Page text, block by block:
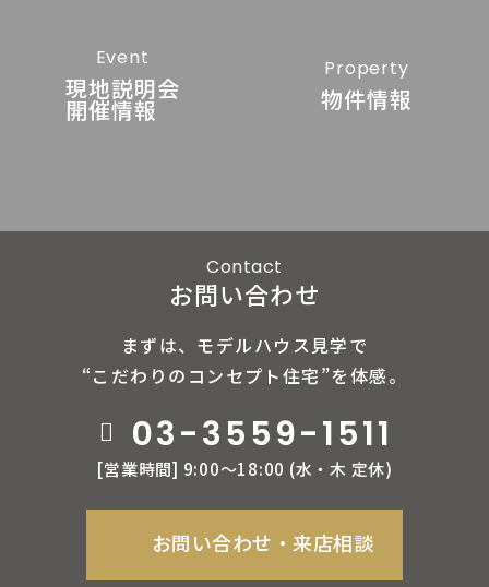
Contact
お問い合わせ
まずは、モデルハウス見学で
“こだわりのコンセプト住宅”を体感。
03-3559-1511
[営業時間] 9:00〜18:00 (⽔‧⽊ 定休)
お問い合わせ‧来店相談
Event
現地説明会
開催情報
Property
物件情報